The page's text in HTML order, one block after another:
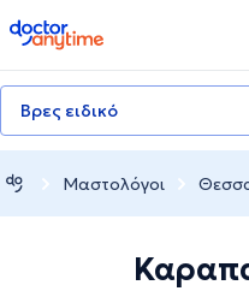
doctoranytime
Βρες ειδικό
Μαστολόγοι